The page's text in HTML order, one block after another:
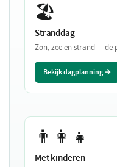
🏖️
Stranddag
Zon, zee en strand — de
Bekijk dagplanning →
👨‍👩‍👧
Met kinderen